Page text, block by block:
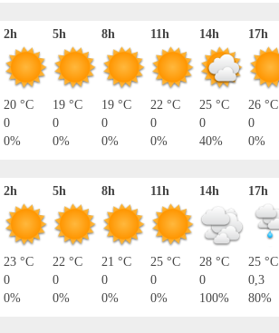
2h
20 °C
0
0%
5h
19 °C
0
0%
8h
19 °C
0
0%
11h
22 °C
0
0%
14h
25 °C
0
40%
17h
26 °C
0
0%
2h
23 °C
0
0%
5h
22 °C
0
0%
8h
21 °C
0
0%
11h
25 °C
0
0%
14h
28 °C
0
100%
17h
25 °C
0,3
80%